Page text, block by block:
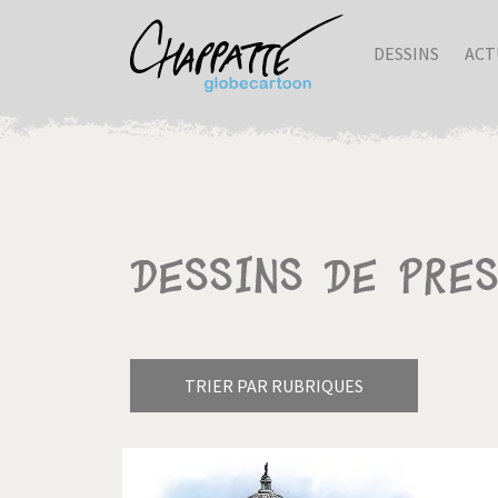
DESSINS
Dessins de
TRIER PAR RUBRIQUES
Armes à domicile